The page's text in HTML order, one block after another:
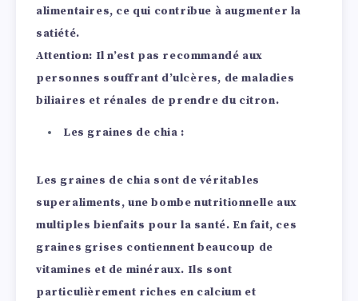
alimentaires, ce qui contribue à augmenter la
satiété.
Attention: Il n’est pas recommandé aux
personnes souffrant d’ulcères, de maladies
biliaires et rénales de prendre du citron.
Les graines de chia :
Les graines de chia sont de véritables
superaliments, une bombe nutritionnelle aux
multiples bienfaits pour la santé. En fait, ces
graines grises contiennent beaucoup de
vitamines et de minéraux. Ils sont
particulièrement riches en calcium et